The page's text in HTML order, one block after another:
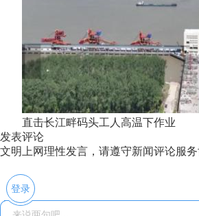
直击长江畔码头工人高温下作业
发表评论
文明上网理性发言，请遵守新闻评论服
登录